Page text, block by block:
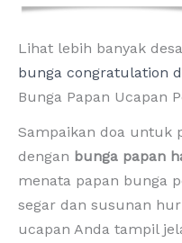
Lihat lebih banyak
bunga congratulation
Bunga Papan Ucapan
Sampaikan doa untuk
dengan bunga papan
menata papan bunga
segar dan susunan
ucapan Anda tampil